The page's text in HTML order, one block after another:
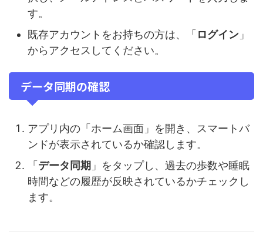
す。
既存アカウントをお持ちの方は、「ログイン 」
からアクセスしてください。
データ同期の確認
アプリ内の「ホーム画面」を開き、スマートバ
ンドが表示されているか確認します。
「データ同期 」をタップし、過去の歩数や睡眠
時間などの履歴が反映されているかチェックし
ます。